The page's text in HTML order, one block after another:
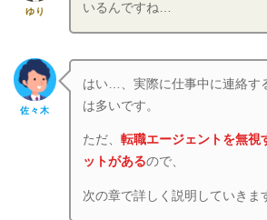
ゆり
いるんですね…
佐々木
はい…、実際に仕事中に連絡す
は多いです。
ただ、転職エージェントを無視
ットがあるので、
次の章で詳しく説明していきま